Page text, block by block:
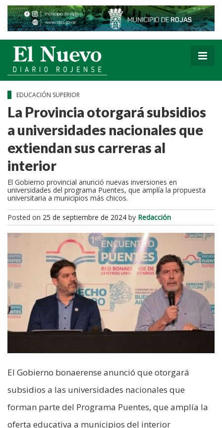
EDUCACIÓN SUPERIOR
La Provincia otorgará subsidios
a universidades nacionales que
extiendan sus carreras al
interior
El Gobierno provincial anunció nuevas inversiones en
universidades del programa Puentes, que amplía la propuesta
universitaria a municipios más chicos.
Posted on 25 de septiembre de 2024 by Redacción
El Gobierno bonaerense anunció que otorgará
subsidios a las universidades nacionales que
forman parte del Programa Puentes, que amplía la
oferta educativa a municipios del interior